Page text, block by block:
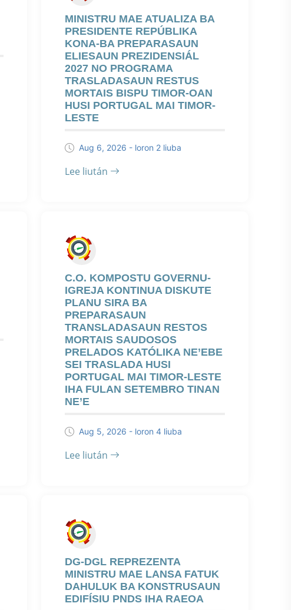
MINISTRU MAE ATUALIZA BA
PRESIDENTE REPÚBLIKA
KONA-BA PREPARASAUN
ELIESAUN PREZIDENSIÁL
2027 NO PROGRAMA
TRASLADASAUN RESTUS
MORTAIS BISPU TIMOR-OAN
HUSI PORTUGAL MAI TIMOR-
LESTE
Aug 6, 2026 - loron 2 liuba
Lee liután
C.O. KOMPOSTU GOVERNU-
IGREJA KONTINUA DISKUTE
PLANU SIRA BA
PREPARASAUN
TRANSLADASAUN RESTOS
MORTAIS SAUDOSOS
PRELADOS KATÓLIKA NE’EBE
SEI TRASLADA HUSI
PORTUGAL MAI TIMOR-LESTE
IHA FULAN SETEMBRO TINAN
NE’E
Aug 5, 2026 - loron 4 liuba
Lee liután
DG-DGL REPREZENTA
MINISTRU MAE LANSA FATUK
DAHULUK BA KONSTRUSAUN
EDIFÍSIU PNDS IHA RAEOA